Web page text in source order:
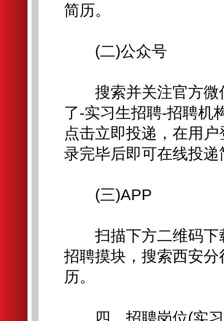
简历。
(二)公众号
搜索并关注官方微信
了-实习生招聘-招聘机
点击立即投递，在用
录完毕后即可在线投递
(三)APP
扫描下方二维码下
招聘摸块，搜索西安
历。
四、招聘岗位(实习